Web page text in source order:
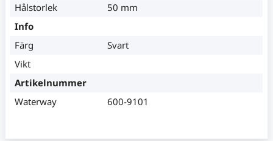
Hålstorlek
50 mm
Info
Färg
Svart
Vikt
Artikelnummer
Waterway
600-9101